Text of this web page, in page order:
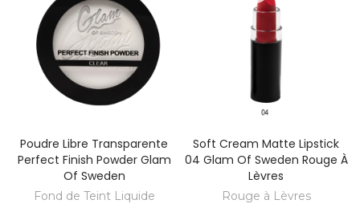
Poudre Libre Transparente
Perfect Finish Powder Glam
Of Sweden
Fond de Teint Liquide
Soft Cream Matte Lipstick
04 Glam Of Sweden Rouge À
Lèvres
Rouge à Lèvres